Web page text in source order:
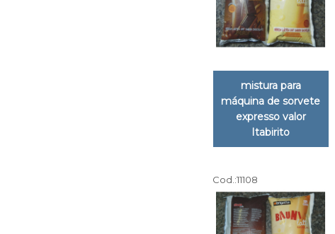
mistura para
máquina de sorvete
expresso valor
Itabirito
Cod.:11108